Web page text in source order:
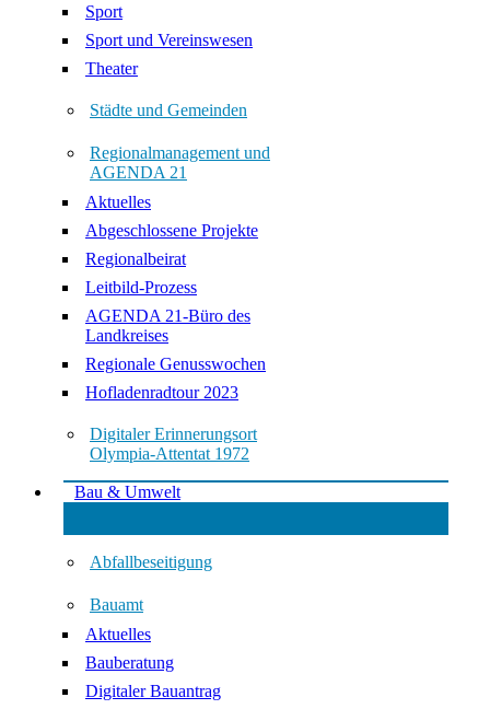
Sport
Sport und Vereinswesen
Theater
Städte und Gemeinden
Regionalmanagement und
AGENDA 21
Aktuelles
Abgeschlossene Projekte
Regionalbeirat
Leitbild-Prozess
AGENDA 21-Büro des
Landkreises
Regionale Genusswochen
Hofladenradtour 2023
Digitaler Erinnerungsort
Olympia-Attentat 1972
Bau & Umwelt
Abfallbeseitigung
Bauamt
Aktuelles
Bauberatung
Digitaler Bauantrag